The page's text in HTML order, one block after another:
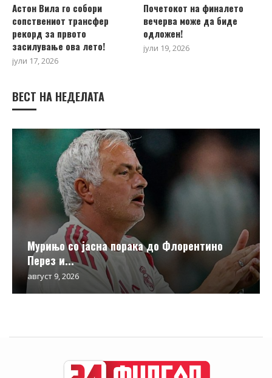
Астон Вила го собори
сопствениот трансфер
рекорд за првото
засилување ова лето!
јули 17, 2026
Почетокот на финалето
вечерва може да биде
одложен!
јули 19, 2026
ВЕСТ НА НЕДЕЛАТА
Мурињо со јасна порака до Флорентино
Перез и...
август 9, 2026